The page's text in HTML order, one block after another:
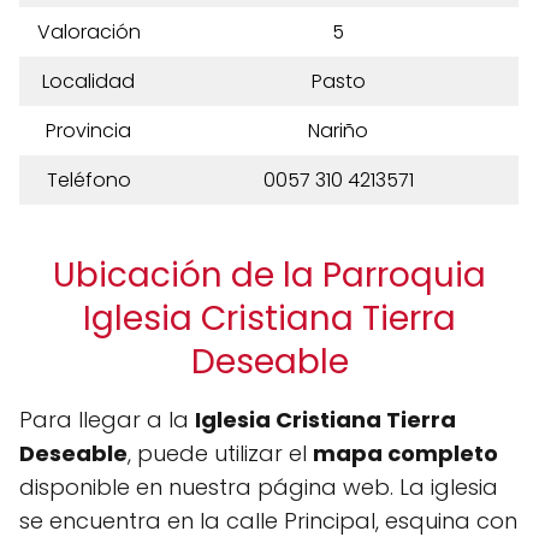
Valoración
5
Localidad
Pasto
Provincia
Nariño
Teléfono
0057 310 4213571
Ubicación de la Parroquia
Iglesia Cristiana Tierra
Deseable
Para llegar a la Iglesia Cristiana Tierra
Deseable, puede utilizar el mapa completo
disponible en nuestra página web. La iglesia
se encuentra en la calle Principal, esquina con